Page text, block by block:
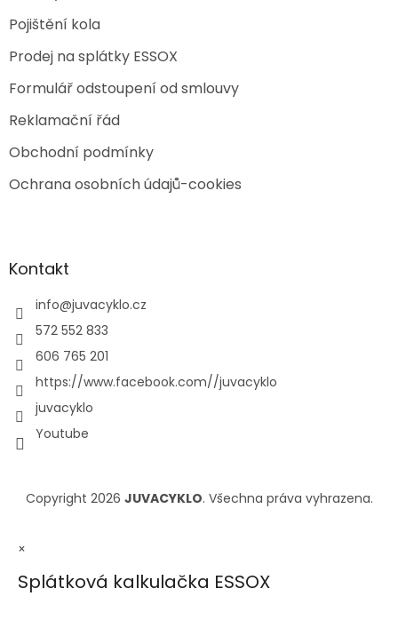
Pojištění kola
Prodej na splátky ESSOX
Formulář odstoupení od smlouvy
Reklamační řád
Obchodní podmínky
Ochrana osobních údajů-cookies
Kontakt
info@juvacyklo.cz
572 552 833
606 765 201
https://www.facebook.com//juvacyklo
juvacyklo
Youtube
Copyright 2026 JUVACYKLO. Všechna práva vyhrazena.
×
Splátková kalkulačka ESSOX